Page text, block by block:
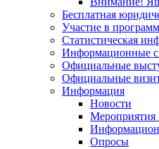
Бесплатная
Участие в
Статистическая
Информационные
Официальные
Официальные
Информация
Новости
Мероприятия
Опросы